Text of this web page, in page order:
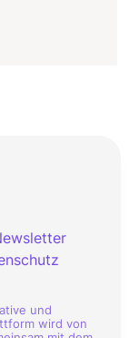
und
wird von